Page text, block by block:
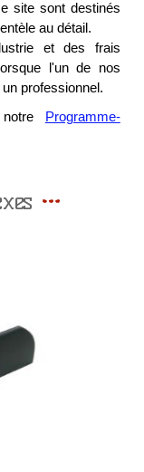
site sont destinés
au détail.
et des frais
l'un de nos
professionnel.
notre
Programme-